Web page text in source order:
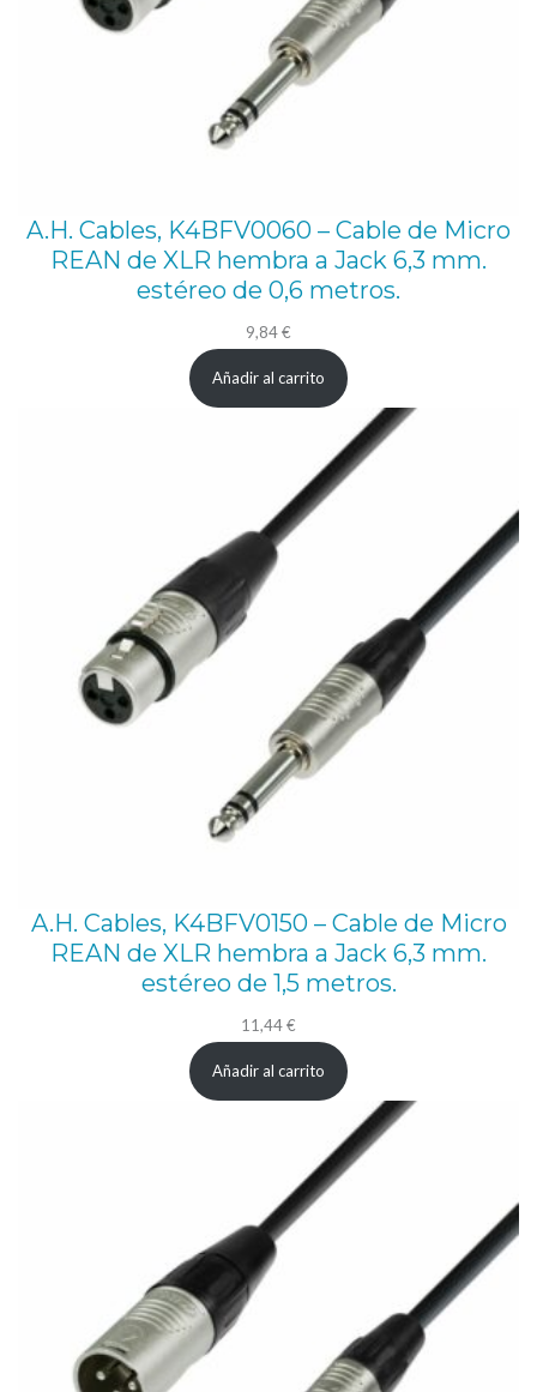
A.H. Cables, K4BFV0060 – Cable de Micro
REAN de XLR hembra a Jack 6,3 mm.
estéreo de 0,6 metros.
9,84€
Añadir al carrito
A.H. Cables, K4BFV0150 – Cable de Micro
REAN de XLR hembra a Jack 6,3 mm.
estéreo de 1,5 metros.
11,44€
Añadir al carrito